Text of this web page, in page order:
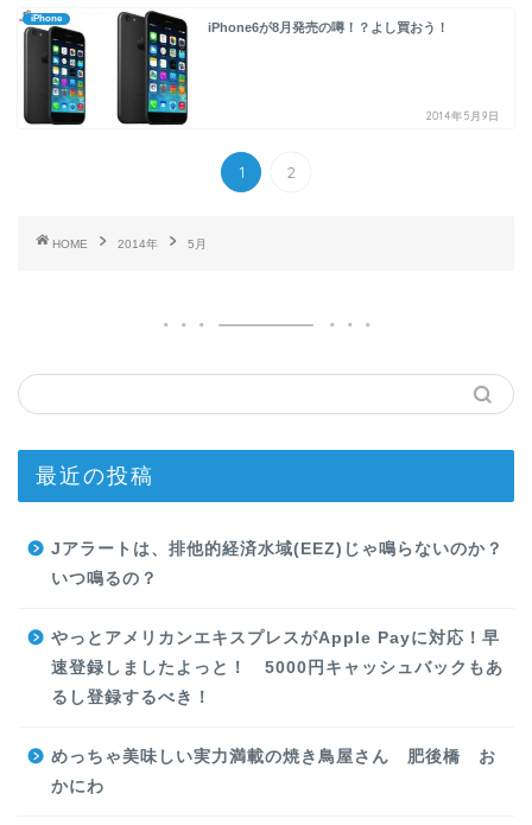
iPhone
iPhone6が8月発売の噂！？よし買おう！
2014年5月9日
1 2
HOME 2014年 5月
最近の投稿
Jアラートは、排他的経済水域(EEZ)じゃ鳴らないのか？
いつ鳴るの？
やっとアメリカンエキスプレスがApple Payに対応！早
速登録しましたよっと！ 5000円キャッシュバックもあ
るし登録するべき！
めっちゃ美味しい実力満載の焼き鳥屋さん 肥後橋 お
かにわ